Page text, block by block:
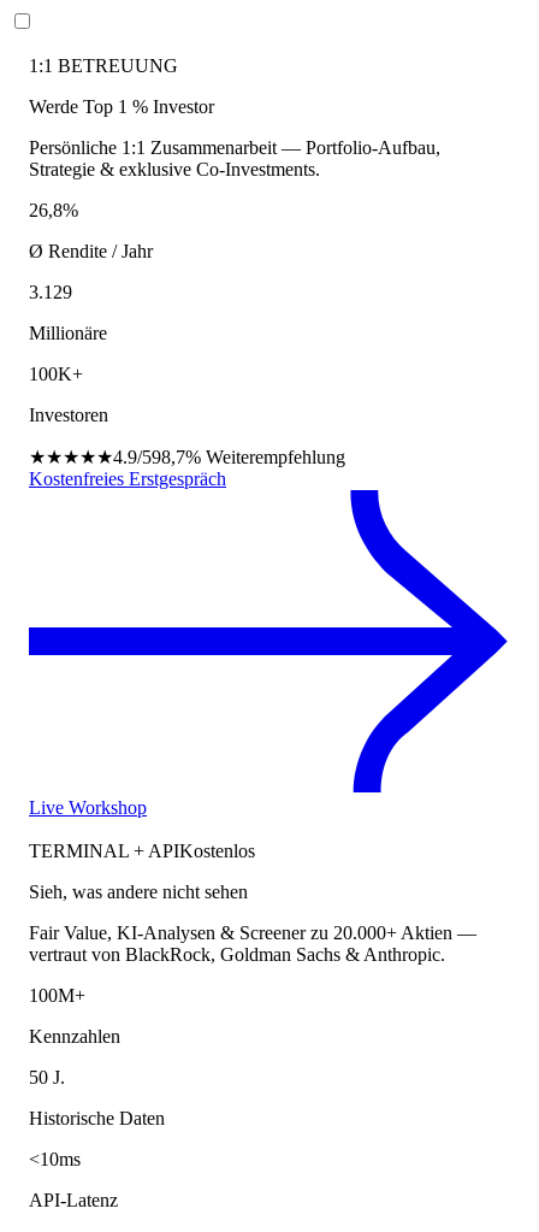
1:1 BETREUUNG
Werde Top 1 % Investor
Persönliche 1:1 Zusammenarbeit — Portfolio-Aufbau,
Strategie & exklusive Co-Investments.
26,8%
Ø Rendite / Jahr
3.129
Millionäre
100K+
Investoren
★★★★★4.9/598,7% Weiterempfehlung
Kostenfreies Erstgespräch
Live Workshop
TERMINAL + APIKostenlos
Sieh, was andere nicht sehen
Fair Value, KI-Analysen & Screener zu 20.000+ Aktien —
vertraut von BlackRock, Goldman Sachs & Anthropic.
100M+
Kennzahlen
50 J.
Historische Daten
<10ms
API-Latenz